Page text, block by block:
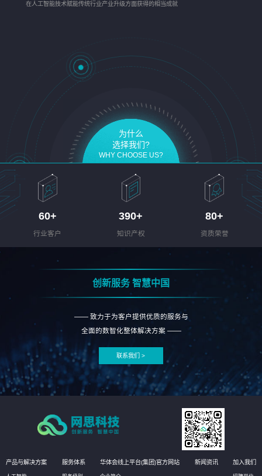
在人工智能技术赋能传统行业产业升级方面获得的相当成就
为什么
选择我们?
WHY CHOOSE US?
60+
行业客户
390+
知识产权
80+
资质荣誉
创新服务 智慧中国
—— 致力于为客户提供优质的服务与
全面的数智化整体解决方案 ——
联系我们 >
产品与解决方案 服务体系 华体会线上平台(集团)官方网站 新闻资讯 加入我们